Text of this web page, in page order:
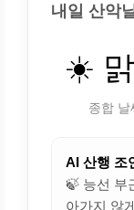
내일 산악
☀️
종합 날
AI 산행 조
🍃 능선 부
아가지 않